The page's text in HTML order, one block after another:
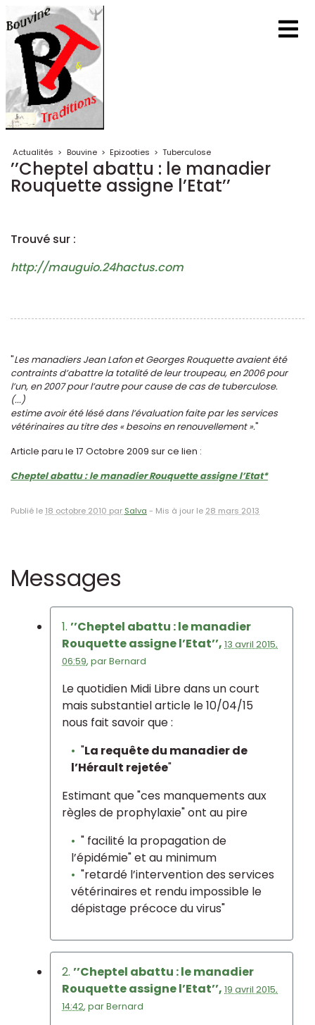
Actualités > Bouvine > Epizooties > Tuberculose
’’Cheptel abattu : le manadier
Rouquette assigne l’Etat’’
Trouvé sur :
http://mauguio.24hactus.com
"Les manadiers Jean Lafon et Georges Rouquette avaient été
contraints d’abattre la totalité de leur troupeau, en 2006 pour
l’un, en 2007 pour l’autre pour cause de cas de tuberculose.
(...)
estime avoir été lésé dans l’évaluation faite par les services
vétérinaires au titre des « besoins en renouvellement »."
Article paru le 17 Octobre 2009 sur ce lien :
Cheptel abattu : le manadier Rouquette assigne l’Etat*
Publié le 18 octobre 2010 par Salva - Mis à jour le 28 mars 2013
Messages
1. ’’Cheptel abattu : le manadier
Rouquette assigne l’Etat’’, 13 avril 2015,
06:59, parBernard
Le quotidien Midi Libre dans un court
mais substantiel article le 10/04/15
nous fait savoir que :
"La requête du manadier de
l’Hérault rejetée"
Estimant que "ces manquements aux
règles de prophylaxie" ont au pire
" facilité la propagation de
l’épidémie" et au minimum
"retardé l’intervention des services
vétérinaires et rendu impossible le
dépistage précoce du virus"
2. ’’Cheptel abattu : le manadier
Rouquette assigne l’Etat’’, 19 avril 2015,
14:42, parBernard